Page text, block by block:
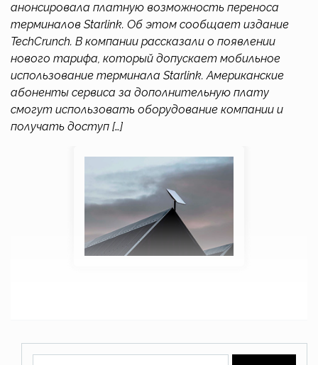
анонсировала платную возможность переноса
терминалов Starlink. Об этом сообщает издание
TechCrunch. В компании рассказали о появлении
нового тарифа, который допускает мобильное
использование терминала Starlink. Американские
абоненты сервиса за дополнительную плату
смогут использовать оборудование компании и
получать доступ […]